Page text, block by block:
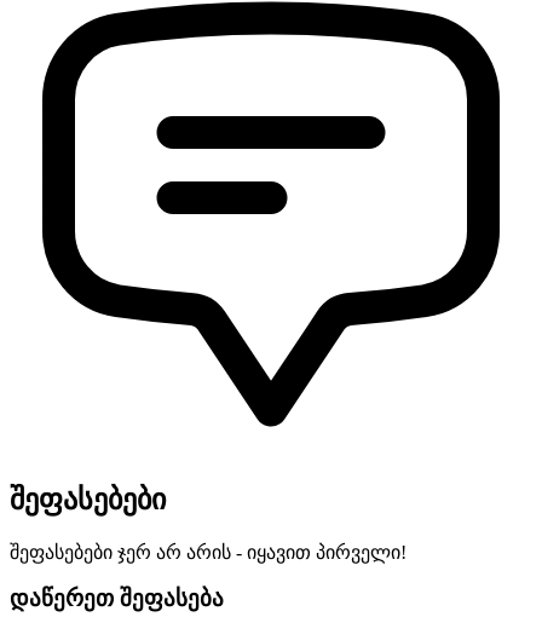
შეფასებები
შეფასებები ჯერ არ არის - იყავით პირველი!
დაწერეთ შეფასება